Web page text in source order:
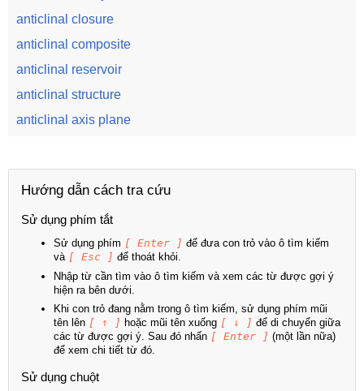
anticlinal closure
anticlinal composite
anticlinal reservoir
anticlinal structure
anticlinal axis plane
Hướng dẫn cách tra cứu
Sử dụng phím tắt
Sử dụng phím [ Enter ] để đưa con trỏ vào ô tìm kiếm
và [ Esc ] để thoát khỏi.
Nhập từ cần tìm vào ô tìm kiếm và xem các từ được gợi ý
hiện ra bên dưới.
Khi con trỏ đang nằm trong ô tìm kiếm, sử dụng phím mũi
tên lên [ ↑ ] hoặc mũi tên xuống [ ↓ ] để di chuyển giữa
các từ được gợi ý. Sau đó nhấn [ Enter ] (một lần nữa)
để xem chi tiết từ đó.
Sử dụng chuột